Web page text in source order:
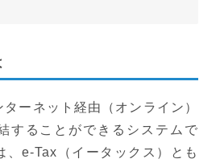
ーネット経由（オンライン）
することができるシステムで
、e-Tax（イータックス）とも